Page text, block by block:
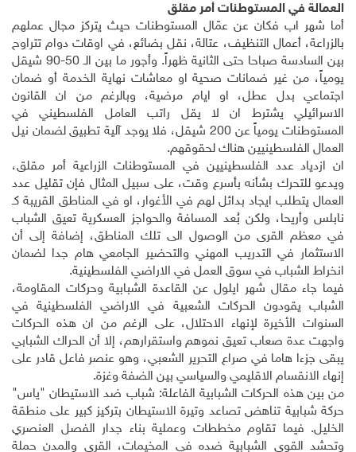
العمالة في المستوطنات أمر مقلق
أما شهر اب فكان عن عمّال المستوطنات حيث يتركز مجال عملهم
بالزراعة، أعمال التنظيف، عتالة، نقل بضائع، في اوقات دوام تتراوح
بين السادسة صباحا حتى الثانية ظهراً. وأجور ما بين الـ 50-90 شيقل
يومياً، من غير ضمانات صحية او معاشات نهاية الخدمة أو ضمان
اجتماعي بدل عطل، او ايام مرضية، وبالرغم من ان القانون
الاسرائيلي يشترط ان لا يقل راتب العامل الفلسطيني في
المستوطنات يومياً عن 200 شيقل، فلا يوجد آلية تطبيق لضمان نيل
العمال الفلسطينيين هناك لحقوقهم.
ان ازدياد عدد الفلسطينيين في المستوطنات الزراعية أمر مقلق،
ويدعو للتحرك بشأنه بأسرع وقت، على سبيل المثال فإن تقليل عدد
العمال يتطلب ايجاد بدائل لهم في الأغوار، او في المناطق القريبة كـ
نابلس وأريحا، ولكن بُعد المسافة والحواجز العسكرية تعيق الشباب
في معظم القرى من الوصول الى تلك المناطق، إضافة إلى أن
الاستثمار في التدريب المهني والتحضير الجامعي هام جدا لضمان
انخراط الشباب في سوق العمل في الاراضي الفلسطينية.
فيما جاء مقال شهر ايلول عن القاعدة الشبابية وحركات المقاومة،
الشباب يقودون الحركات الشعبية في الاراضي الفلسطينية في
السنوات الأخيرة لإنهاء الاحتلال، على الرغم من ان هذه الحركات
واجهت عدة صعاب تعيق نموهم واستقرارهم، إلا أن الحراك الشبابي
يبقى جزءا هاما في صراع التحرير الشعبي، وهو عنصر فاعل قادر على
إنهاء الانقسام الاقليمي والسياسي بين الضفة وغزة.
من بين هذه الحركات الشبابية الفاعلة: شباب ضد الاستيطان "ياس"
حركة شبابية تناهض تصاعد وتيرة الاستيطان بتركيز كبير على منطقة
الخليل. فيما تقاوم مخططات وعملية بناء جدار الفصل العنصري
وتحشد القوى الشبابية ضده في المخيمات، القرى والمدن حملة